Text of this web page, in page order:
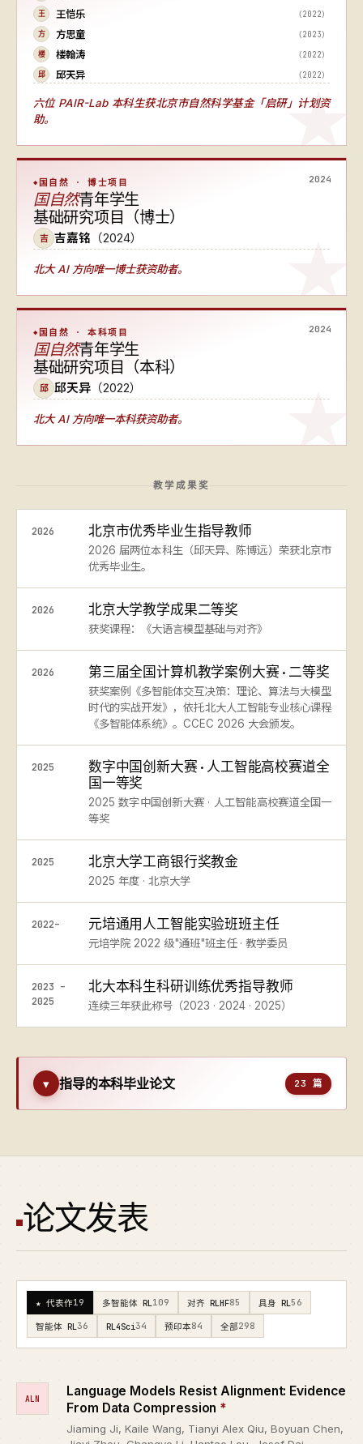
王 王恺乐 （2022）
方 方思童 （2023）
楼 楼翰涛 （2022）
邱 邱天异 （2022）
六位 PAIR-Lab 本科生获北京市自然科学基金「启研」计划资
助。
2024
国自然 · 博士项目
国自然青年学生
基础研究项目（博士）
吉 吉嘉铭 （2024）
北大 AI 方向唯一博士获资助者。
2024
国自然 · 本科项目
国自然青年学生
基础研究项目（本科）
邱 邱天异 （2022）
北大 AI 方向唯一本科获资助者。
教学成果奖
2026 北京市优秀毕业生指导教师
2026 届两位本科生（邱天异、陈博远）荣获北京市
优秀毕业生。
2026 北京大学教学成果二等奖
获奖课程：《大语言模型基础与对齐》
2026 第三届全国计算机教学案例大赛 · 二等奖
获奖案例《多智能体交互决策：理论、算法与大模型
时代的实战开发》，依托北大人工智能专业核心课程
《多智能体系统》。CCEC 2026 大会颁发。
2025
数字中国创新大赛 · 人工智能高校赛道全
国一等奖
2025 数字中国创新大赛 · 人工智能高校赛道全国一
等奖
2025 北京大学工商银行奖教金
2025 年度 · 北京大学
2022– 元培通用人工智能实验班班主任
元培学院 2022 级"通班"班主任 · 教学委员
2023 –
2025
北大本科生科研训练优秀指导教师
连续三年获此称号（2023 · 2024 · 2025）
▾ 指导的本科毕业论文 23 篇
论文发表
★ 代表作19 多智能体 RL 109 对齐 RLHF85 具身 RL 56
智能体 RL 36 RL4Sci34 预印本84 全部298
ALN
Language Models Resist Alignment: Evidence
From Data Compression *
Jiaming Ji, Kaile Wang, Tianyi Alex Qiu, Boyuan Chen,